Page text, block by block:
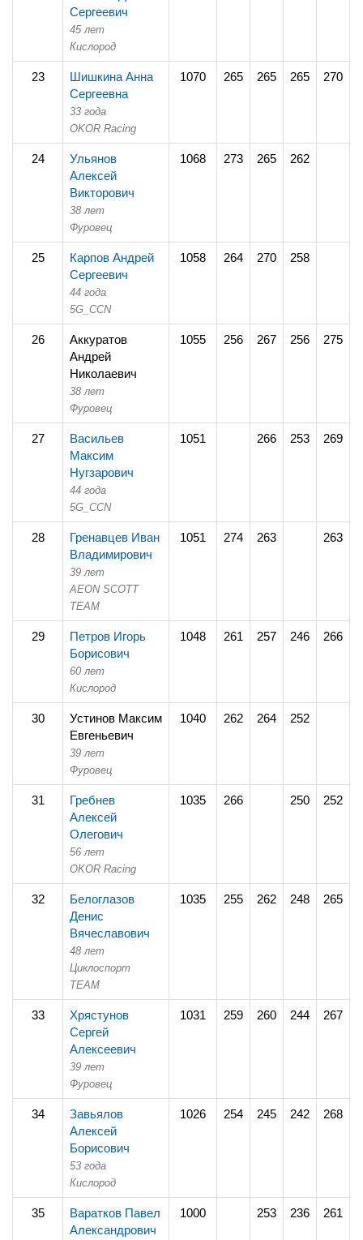
Сергеевич
45 лет
Кислород
23
Шишкина Анна
Сергеевна
33 года
OKOR Racing
1070 265 265 265 270
24
Ульянов
Алексей
Викторович
38 лет
Фуровец
1068 273 265 262
25
Карпов Андрей
Сергеевич
44 года
5G_CCN
1058 264 270 258
26
Аккуратов
Андрей
Николаевич
38 лет
Фуровец
1055 256 267 256 275
27
Васильев
Максим
Нугзарович
44 года
5G_CCN
1051 266 253 269
28
Гренавцев Иван
Владимирович
39 лет
AEON SCOTT
TEAM
1051 274 263 263
29
Петров Игорь
Борисович
60 лет
Кислород
1048 261 257 246 266
30
Устинов Максим
Евгеньевич
39 лет
Фуровец
1040 262 264 252
31
Гребнев
Алексей
Олегович
56 лет
OKOR Racing
1035 266 250 252
32
Белоглазов
Денис
Вячеславович
48 лет
Циклоспорт
TEAM
1035 255 262 248 265
33
Хрястунов
Сергей
Алексеевич
39 лет
Фуровец
1031 259 260 244 267
34
Завьялов
Алексей
Борисович
53 года
Кислород
1026 254 245 242 268
35
Варатков Павел
Александрович
1000 253 236 261